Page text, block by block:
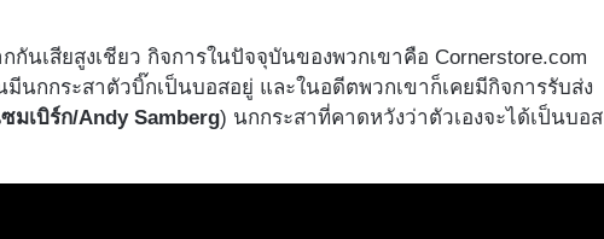
นเสียสูงเชียว กิจการในปัจจุบันของพวกเขาคือ Cornerstore.com
นกกระสาตัวบิ๊กเป็นบอสอยู่ และในอดีตพวกเขาก็เคยมีกิจการรับส่ง
มเบิร์ก/Andy Samberg) นกกระสาที่คาดหวังว่าตัวเองจะได้เป็นบอส